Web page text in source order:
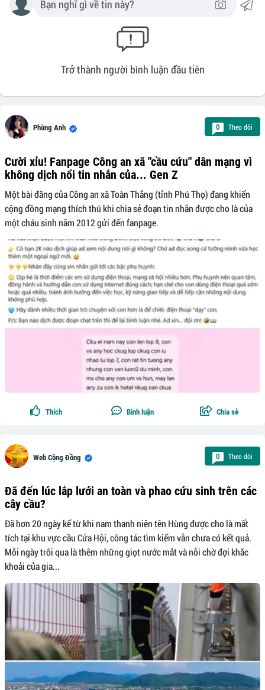
Trở thành người bình luận đầu tiên
Phùng Anh 0 Theo dõi
Cười xỉu! Fanpage Công an xã "cầu cứu" dân mạng vì
không dịch nổi tin nhắn của... Gen Z
Một bài đăng của Công an xã Toàn Thắng (tỉnh Phú Thọ) đang khiến
cộng đồng mạng thích thú khi chia sẻ đoạn tin nhắn được cho là của
một cháu sinh năm 2012 gửi đến fanpage.
Thích Bình luận Chia sẻ
Web Cộng Đồng 0 Theo dõi
Đã đến lúc lắp lưới an toàn và phao cứu sinh trên các
cây cầu?
Đã hơn 20 ngày kể từ khi nam thanh niên tên Hùng được cho là mất
tích tại khu vực cầu Cửa Hội, công tác tìm kiếm vẫn chưa có kết quả.
Mỗi ngày trôi qua là thêm những giọt nước mắt và nỗi chờ đợi khắc
khoải của gia...